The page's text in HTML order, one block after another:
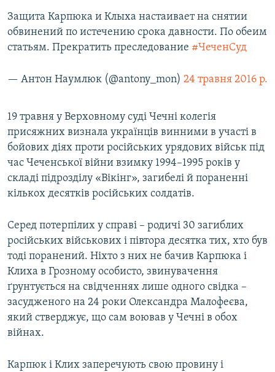
Защита Карпюка и Клыха настаивает на снятии
обвинений по истечению срока давности. По обеим
статьям. Прекратить преследование #ЧеченСуд
— Антон Наумлюк (@antony_mon) 24 травня 2016 р.
19 травня у Верховному суді Чечні колегія
присяжних визнала українців винними в участі в
бойових діях проти російських урядових військ під
час Чеченської війни взимку 1994–1995 років у
складі підрозділу «Вікінг», загибелі й пораненні
кількох десятків російських солдатів.
Серед потерпілих у справі – родичі 30 загиблих
російських військових і півтора десятка тих, хто був
тоді поранений. Ніхто з них не бачив Карпюка і
Клиха в Грозному особисто, звинувачення
ґрунтується на свідченнях лише одного свідка –
засудженого на 24 роки Олександра Малофеєва,
який стверджує, що сам воював у Чечні в обох
війнах.
Карпюк і Клих заперечують свою провину і